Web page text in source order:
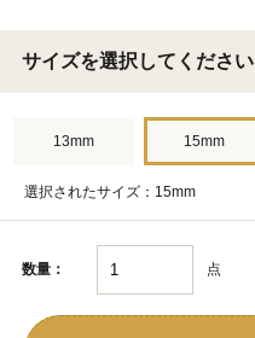
サイズを選択してください
13mm 15mm
選択されたサイズ：15mm
数量： 点